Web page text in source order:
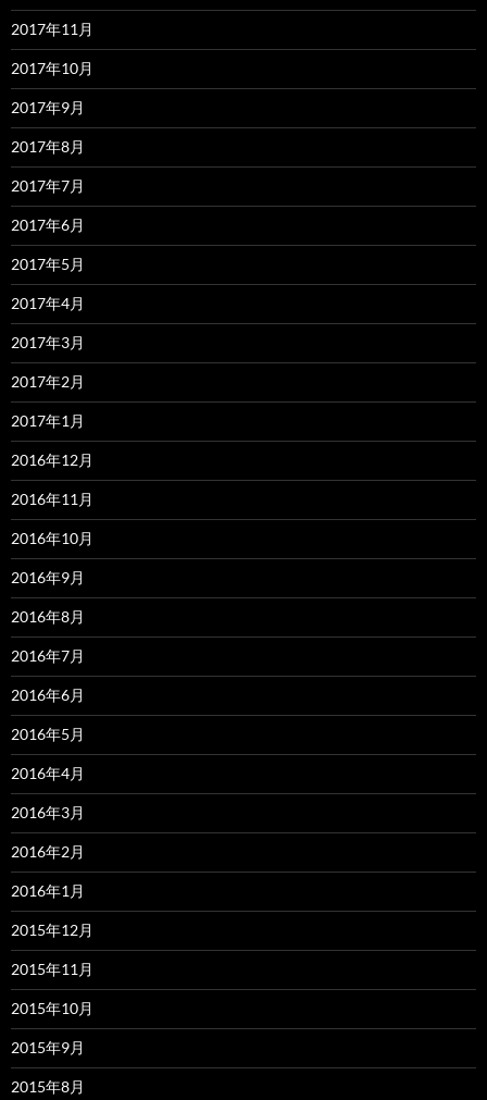
2017年11月
2017年10月
2017年9月
2017年8月
2017年7月
2017年6月
2017年5月
2017年4月
2017年3月
2017年2月
2017年1月
2016年12月
2016年11月
2016年10月
2016年9月
2016年8月
2016年7月
2016年6月
2016年5月
2016年4月
2016年3月
2016年2月
2016年1月
2015年12月
2015年11月
2015年10月
2015年9月
2015年8月